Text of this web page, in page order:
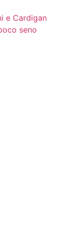
e Cardigan
seno